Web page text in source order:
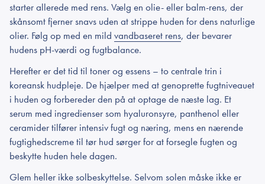
starter allerede med rens. Vælg en olie- eller balm-rens, der
skånsomt fjerner snavs uden at strippe huden for dens naturlige
olier. Følg op med en mild vandbaseret rens, der bevarer
hudens pH-værdi og fugtbalance.
Herefter er det tid til toner og essens – to centrale trin i
koreansk hudpleje. De hjælper med at genoprette fugtniveauet
i huden og forbereder den på at optage de næste lag. Et
serum med ingredienser som hyaluronsyre, panthenol eller
ceramider tilfører intensiv fugt og næring, mens en nærende
fugtighedscreme til tør hud sørger for at forsegle fugten og
beskytte huden hele dagen.
Glem heller ikke solbeskyttelse. Selvom solen måske ikke er